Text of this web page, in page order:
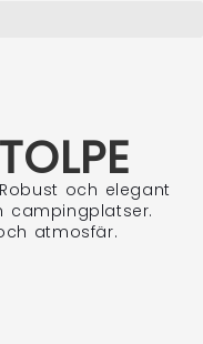
Robust och elegant
campingplatser.
atmosfär.